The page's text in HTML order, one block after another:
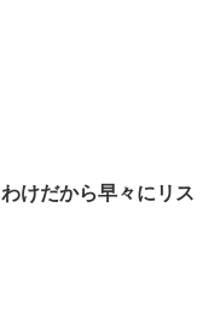
けだから早々にリス